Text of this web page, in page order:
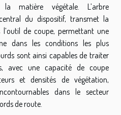
matière végétale. L’arbre
du dispositif, transmet la
de coupe, permettant une
dans les conditions les plus
sont ainsi capables de traiter
avec une capacité de coupe
et densités de végétation,
dans le secteur
de route.